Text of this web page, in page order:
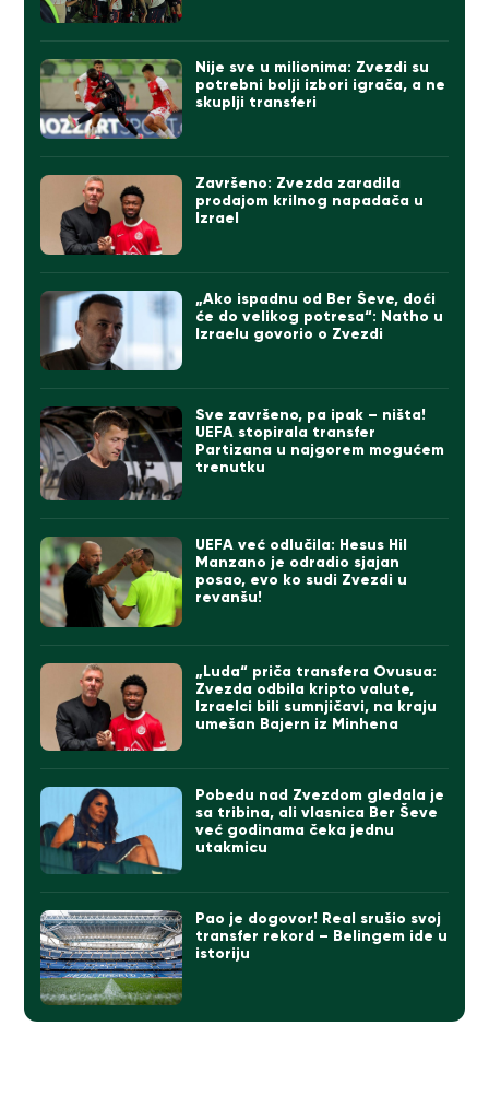
Nije sve u milionima: Zvezdi su
potrebni bolji izbori igrača, a ne
skuplji transferi
Završeno: Zvezda zaradila
prodajom krilnog napadača u
Izrael
„Ako ispadnu od Ber Ševe, doći
će do velikog potresa“: Natho u
Izraelu govorio o Zvezdi
Sve završeno, pa ipak – ništa!
UEFA stopirala transfer
Partizana u najgorem mogućem
trenutku
UEFA već odlučila: Hesus Hil
Manzano je odradio sjajan
posao, evo ko sudi Zvezdi u
revanšu!
„Luda“ priča transfera Ovusua:
Zvezda odbila kripto valute,
Izraelci bili sumnjičavi, na kraju
umešan Bajern iz Minhena
Pobedu nad Zvezdom gledala je
sa tribina, ali vlasnica Ber Ševe
već godinama čeka jednu
utakmicu
Pao je dogovor! Real srušio svoj
transfer rekord – Belingem ide u
istoriju